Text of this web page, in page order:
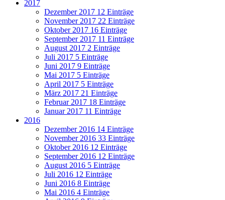
2017
Dezember 2017 12 Einträge
November 2017 22 Einträge
Oktober 2017 16 Einträge
September 2017 11 Einträge
August 2017 2 Einträge
Juli 2017 5 Einträge
Juni 2017 9 Einträge
Mai 2017 5 Einträge
April 2017 5 Einträge
März 2017 21 Einträge
Februar 2017 18 Einträge
Januar 2017 11 Einträge
2016
Dezember 2016 14 Einträge
November 2016 33 Einträge
Oktober 2016 12 Einträge
September 2016 12 Einträge
August 2016 5 Einträge
Juli 2016 12 Einträge
Juni 2016 8 Einträge
Mai 2016 4 Einträge